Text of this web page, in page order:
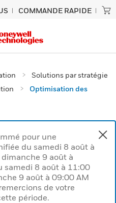
COMMANDE RAPIDE
Solutions par stratégie
Optimisation des
pour une
du samedi 8 août à
9 août à
samedi 8 août à 11:00
9 août à 09:00 AM
de votre
période.